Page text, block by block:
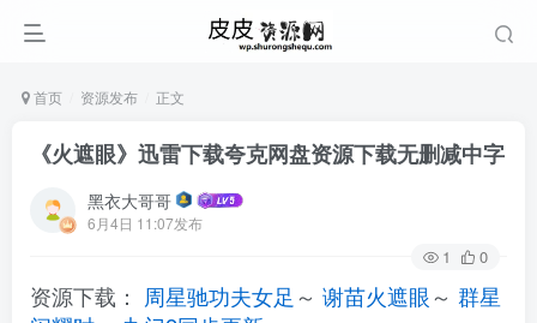
首页 资源发布 正文
《火遮眼》迅雷下载夸克网盘资源下载无删减中字
黑衣大哥哥
6月4日 11:07发布
1 0
资源下载： 周星驰功夫女足 ～ 谢苗火遮眼～ 群星